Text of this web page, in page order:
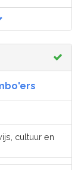
cultuur en